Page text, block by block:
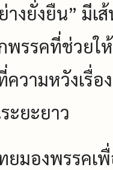
างยั่งยืน” มีเ
พรรคที่ช่วย
ความหวังเรื่
ะยะยาว
ยมองพรรค